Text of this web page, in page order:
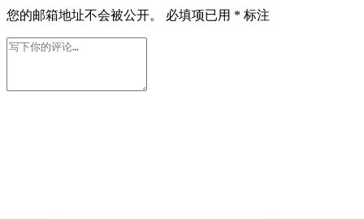
您的邮箱地址不会被公开。 必填项已用 * 标注